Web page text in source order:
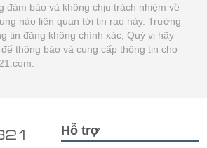
đảm bảo và không chịu trách nhiệm về
nào liên quan tới tin rao này. Trường
tin đăng không chính xác, Quý vị hãy
thông báo và cung cấp thông tin cho
Hỗ trợ